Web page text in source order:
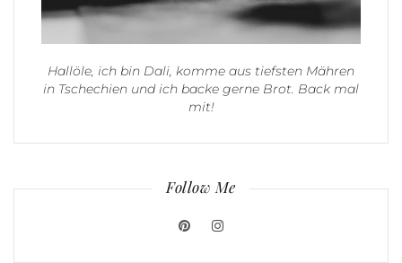
Hallöle, ich bin Dali, komme aus tiefsten Mähren
in Tschechien und ich backe gerne Brot. Back mal
mit!
Follow Me